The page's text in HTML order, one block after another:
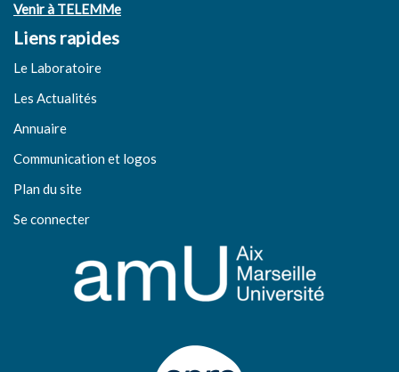
Venir à TELEMMe
Liens rapides
Le Laboratoire
Les Actualités
Annuaire
Communication et logos
Plan du site
Se connecter